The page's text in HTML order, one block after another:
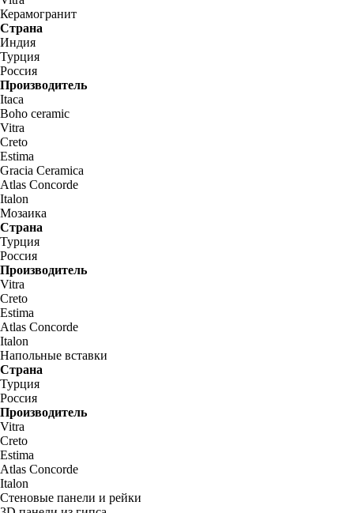
Керамогранит
Страна
Индия
Турция
Россия
Производитель
Itaca
Boho ceramic
Vitra
Creto
Estima
Gracia Ceramica
Atlas Concorde
Italon
Мозаика
Страна
Турция
Россия
Производитель
Vitra
Creto
Estima
Atlas Concorde
Italon
Напольные вставки
Страна
Турция
Россия
Производитель
Vitra
Creto
Estima
Atlas Concorde
Italon
Стеновые панели и рейки